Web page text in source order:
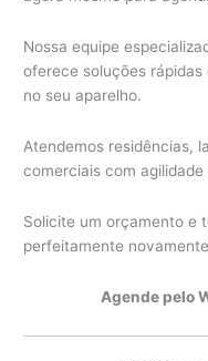
Nossa equipe
oferece soluções
no seu aparelho.
Atendemos residências,
comerciais com
Solicite um orçamento e
perfeitamente
Agende pelo